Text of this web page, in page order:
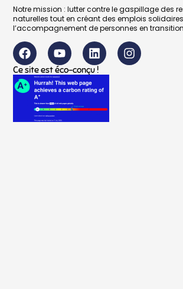
Notre mission : lutter contre le gaspillage des
naturelles tout en créant des emplois
l’accompagnement de personnes en
Ce site est éco-conçu !